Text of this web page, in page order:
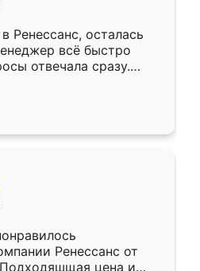
только здесь.
Ренессанс, осталась
всё быстро
отвечала сразу.
субботу, подошёл к
Собрали
аккуратно, даже
Ренессанс от
цена и